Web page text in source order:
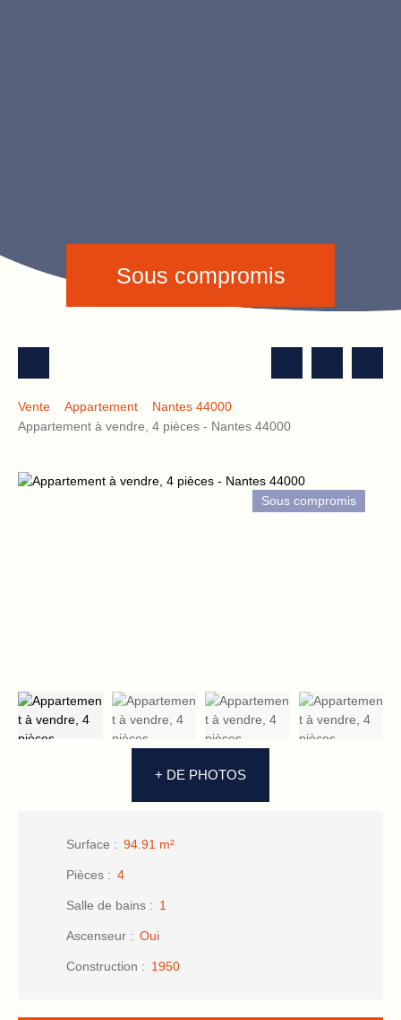
Sous compromis
Vente Appartement
Nantes 44000
Appartement à vendre, 4 pièces - Nantes 44000
Sous compromis
+ DE PHOTOS
Surface : 94.91 m²
Pièces : 4
Salle de bains : 1
Ascenseur : Oui
Construction : 1950